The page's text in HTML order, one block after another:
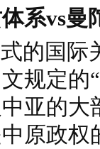
系vs曼
的国际
规定的
亚的
原政